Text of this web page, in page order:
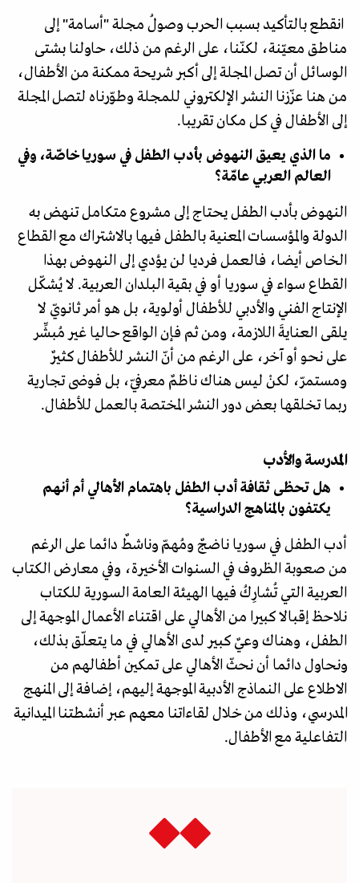
انقطع بالتأكيد بسبب الحرب وصولُ مجلة "أسامة" إلى
مناطق معيّنة، لكنّنا، على الرغم من ذلك، حاولنا بشتى
الوسائل أن تصل المجلة إلى أكبر شريحة ممكنة من الأطفال،
من هنا عزّزنا النشر الإلكتروني للمجلة وطوّرناه لتصل المجلة
إلى الأطفال في كل مكان تقريبا.
ما الذي يعيق النهوض بأدب الطفل في سوريا خاصّة، وفي
العالم العربي عامّة؟
النهوض بأدب الطفل يحتاج إلى مشروع متكامل تنهض به
الدولة والمؤسسات المعنية بالطفل فيها بالاشتراك مع القطاع
الخاص أيضا، فالعمل فرديا لن يؤدي إلى النهوض بهذا
القطاع سواء في سوريا أو في بقية البلدان العربية. لا يُشكّل
الإنتاج الفني والأدبي للأطفال أولوية، بل هو أمر ثانويّ لا
يلقى العنايةَ اللازمة، ومن ثم فإن الواقع حاليا غير مُبشِّر
على نحو أو آخر، على الرغم من أنّ النشر للأطفال كثيرٌ
ومستمرّ، لكنْ ليس هناك ناظمٌ معرفيّ، بل فوضى تجارية
ربما تخلقها بعض دور النشر المختصة بالعمل للأطفال.
المدرسة والأدب
هل تحظى ثقافة أدب الطفل باهتمام الأهالي أم أنهم
يكتفون بالمناهج الدراسية؟
أدب الطفل في سوريا ناضجٌ ومُهمّ وناشطٌ دائما على الرغم
من صعوبة الظروف في السنوات الأخيرة، وفي معارض الكتاب
العربية التي تُشارِكُ فيها الهيئة العامة السورية للكتاب
نلاحظ إقبالا كبيرا من الأهالي على اقتناء الأعمال الموجهة إلى
الطفل، وهناك وعيٌ كبير لدى الأهالي في ما يتعلّق بذلك،
ونحاول دائما أن نحثّ الأهالي على تمكين أطفالهم من
الاطلاع على النماذج الأدبية الموجهة إليهم، إضافة إلى المنهج
المدرسي، وذلك من خلال لقاءاتنا معهم عبر أنشطتنا الميدانية
التفاعلية مع الأطفال.